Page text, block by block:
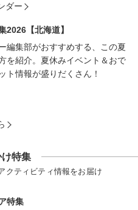
ダー
2026【北海道】
編集部がおすすめする、この夏
を紹介。夏休みイベント＆おで
ト情報が盛りだくさん！
特集
クティビティ情報をお届け
特集